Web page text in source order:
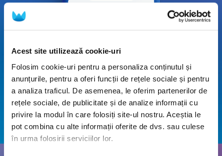
Acest site utilizează cookie-uri
Folosim cookie-uri pentru a personaliza conținutul și
anunțurile, pentru a oferi funcții de rețele sociale și pentru
a analiza traficul. De asemenea, le oferim partenerilor de
rețele sociale, de publicitate și de analize informații cu
privire la modul în care folosiți site-ul nostru. Aceștia le
pot combina cu alte informații oferite de dvs. sau culese
în urma folosirii serviciilor lor.